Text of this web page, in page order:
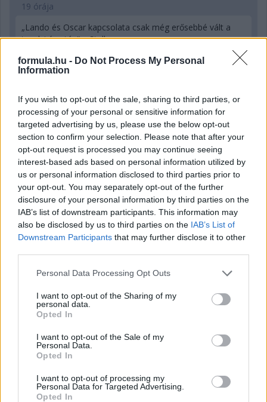
formula.hu - Do Not Process My Personal
Information
If you wish to opt-out of the sale, sharing to third parties, or
processing of your personal or sensitive information for
targeted advertising by us, please use the below opt-out
section to confirm your selection. Please note that after your
opt-out request is processed you may continue seeing
interest-based ads based on personal information utilized by
us or personal information disclosed to third parties prior to
your opt-out. You may separately opt-out of the further
disclosure of your personal information by third parties on the
IAB’s list of downstream participants. This information may
also be disclosed by us to third parties on the IAB’s List of
Downstream Participants that may further disclose it to other
Please note that this website/app uses one or more Google
not limited to your visit or usage behaviour. You may click to
grant or deny consent to Google and its third-party tags to
use your data for below specified purposes in below Google
consent section.
Personal Data Processing Opt Outs
I want to opt-out of the Sharing of my
personal data.
Opted In
I want to opt-out of the Sale of my
Personal Data.
Opted In
I want to opt-out of processing my
Personal Data for Targeted Advertising.
Opted In
19 órája
„Lando és Oscar kapcsolata csak még erősebbé vált a
tavalyi év után” – Stella
21 órája